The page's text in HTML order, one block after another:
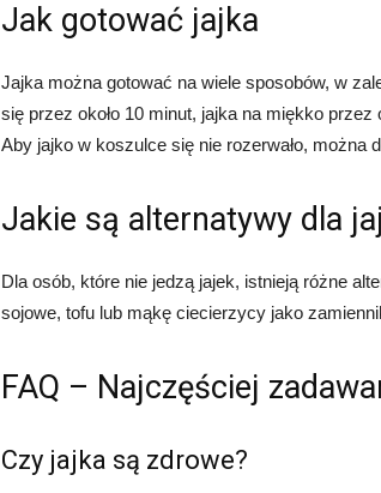
Jak gotować jajka
Jajka można gotować na wiele sposobów, w
się przez około 10 minut, jajka na miękko przez
Aby jajko w koszulce się nie rozerwało, można
Jakie są alternatywy dla
Dla osób, które nie jedzą jajek, istnieją różne
sojowe, tofu lub mąkę ciecierzycy jako
FAQ – Najczęściej
Czy jajka są zdrowe?